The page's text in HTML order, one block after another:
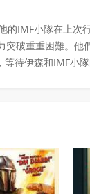
的IMF小隊在上
破重重困難。
待伊森和IMF小